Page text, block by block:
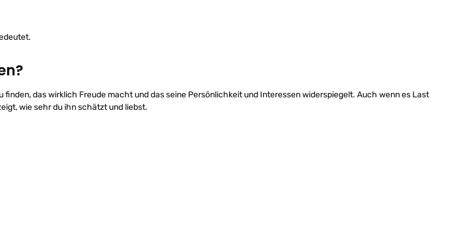
finden, das wirklich Freude macht und das seine Persönlichkeit und Interessen widerspiegelt. Auch wenn es Last
wie sehr du ihn schätzt und liebst.